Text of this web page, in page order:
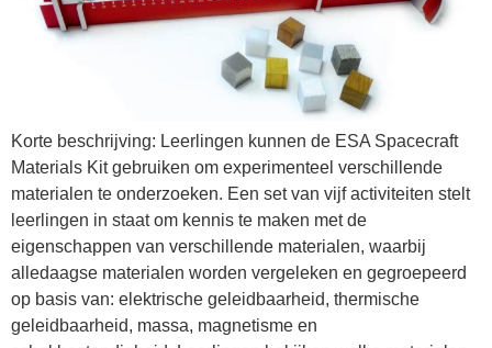
Korte beschrijving: Leerlingen kunnen de ESA Spacecraft
Materials Kit gebruiken om experimenteel verschillende
materialen te onderzoeken. Een set van vijf activiteiten stelt
leerlingen in staat om kennis te maken met de
eigenschappen van verschillende materialen, waarbij
alledaagse materialen worden vergeleken en gegroepeerd
op basis van: elektrische geleidbaarheid, thermische
geleidbaarheid, massa, magnetisme en